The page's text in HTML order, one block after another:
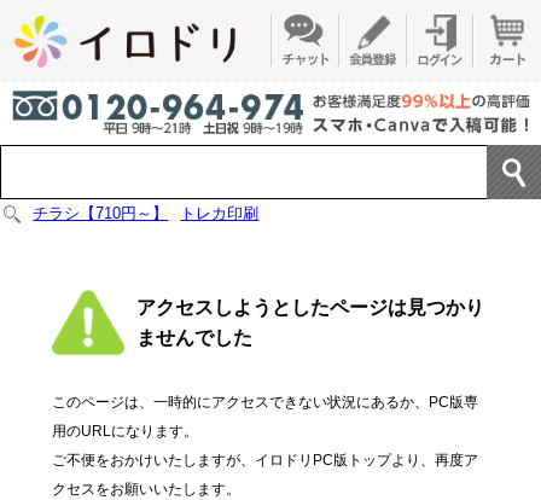
チラシ【710円～】 トレカ印刷
アクセスしようとしたページは見つかり
ませんでした
このページは、一時的にアクセスできない状況にあるか、PC版専
用のURLになります。
ご不便をおかけいたしますが、イロドリPC版トップより、再度ア
クセスをお願いいたします。